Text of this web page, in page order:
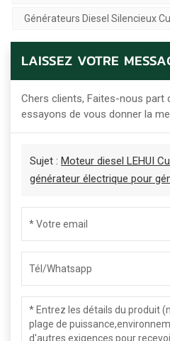
Générateurs Diesel Silencieux
LAISSEZ VOTRE
Chers clients, Faites-nous part
essayons de vous donner la
Sujet : Moteur diesel LEHUI
générateur électrique pour